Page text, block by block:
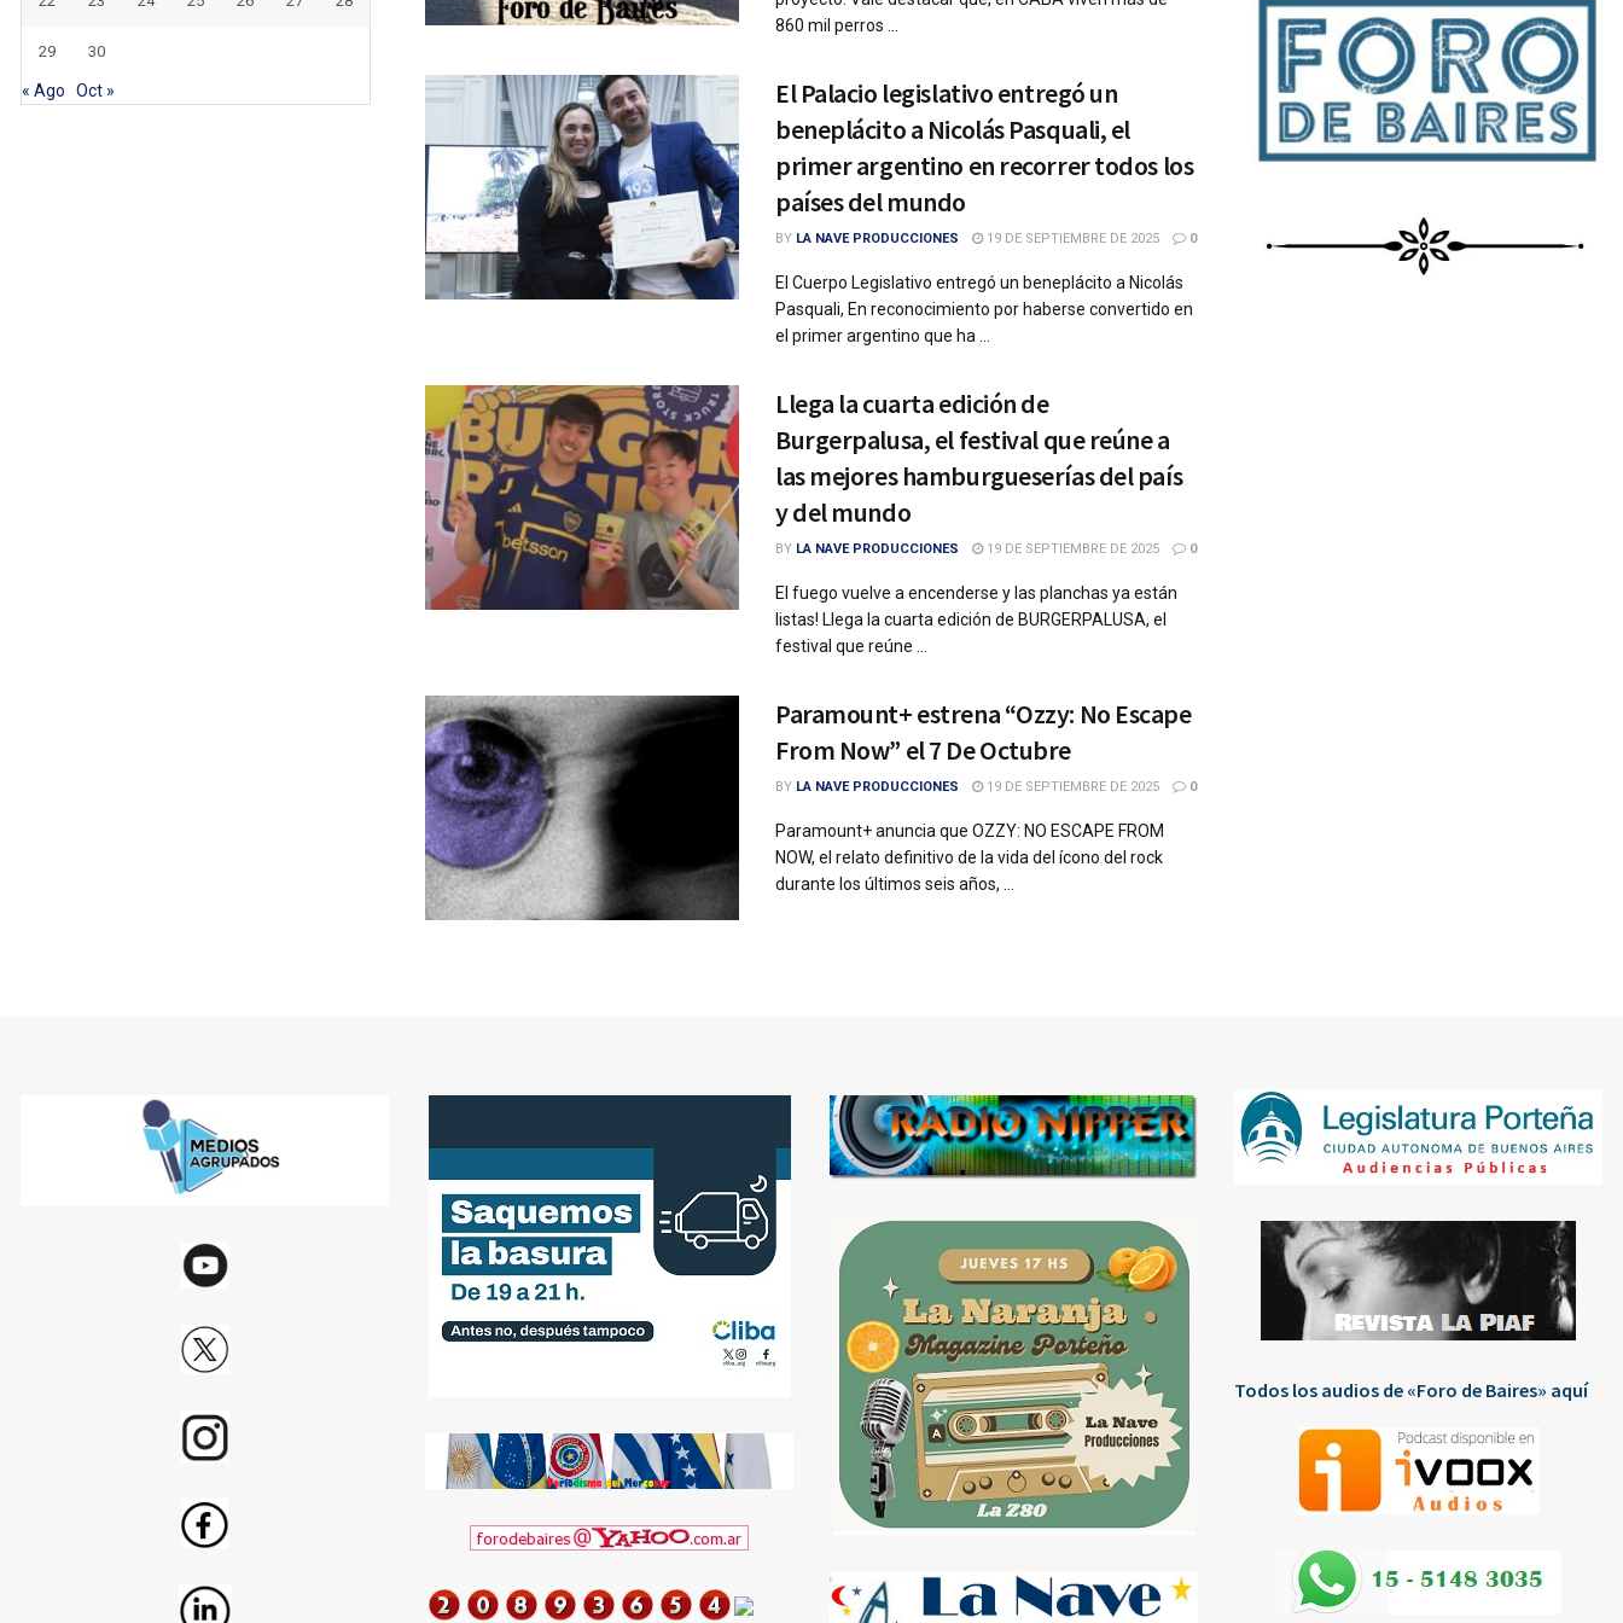
860 mil perros ...
El Palacio legislativo entregó un
beneplácito a Nicolás Pasquali, el
primer argentino en recorrer todos los
países del mundo
BY LA NAVE PRODUCCIONES 19 DE SEPTIEMBRE DE 2025 0
El Cuerpo Legislativo entregó un beneplácito a Nicolás
Pasquali, En reconocimiento por haberse convertido en
el primer argentino que ha ...
Llega la cuarta edición de
Burgerpalusa, el festival que reúne a
las mejores hamburgueserías del país
y del mundo
BY LA NAVE PRODUCCIONES 19 DE SEPTIEMBRE DE 2025 0
El fuego vuelve a encenderse y las planchas ya están
listas! Llega la cuarta edición de BURGERPALUSA, el
festival que reúne ...
Paramount+ estrena “Ozzy: No Escape
From Now” el 7 De Octubre
BY LA NAVE PRODUCCIONES 19 DE SEPTIEMBRE DE 2025 0
Paramount+ anuncia que OZZY: NO ESCAPE FROM
NOW, el relato definitivo de la vida del ícono del rock
durante los últimos seis años, ...
29 30
« Ago Oct »
Todos los audios de «Foro de Baires» aquí